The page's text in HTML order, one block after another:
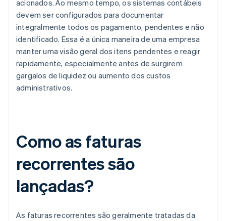
acionados. Ao mesmo tempo, os sistemas contábeis
devem ser configurados para documentar
integralmente todos os pagamento, pendentes e não
identificado. Essa é a única maneira de uma empresa
manter uma visão geral dos itens pendentes e reagir
rapidamente, especialmente antes de surgirem
gargalos de liquidez ou aumento dos custos
administrativos.
Como as faturas
recorrentes são
lançadas?
As faturas recorrentes são geralmente tratadas da